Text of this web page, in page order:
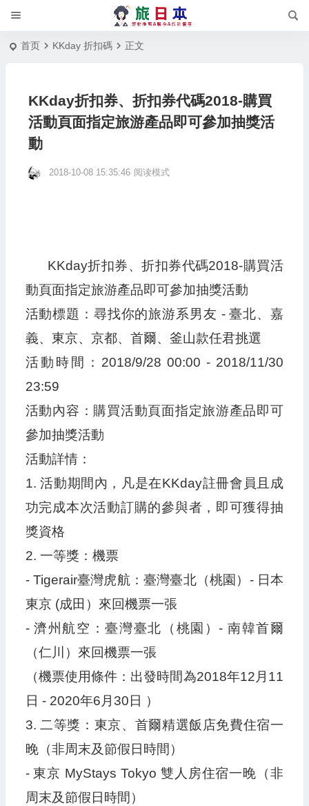
首页 KKday 折扣碼 正文
KKday折扣券、折扣券代碼2018-購買
活動頁面指定旅游產品即可參加抽獎活
動
2018-10-08 15:35:46 阅读模式
KKday折扣券、折扣券代碼2018-購買活
動頁面指定旅游產品即可參加抽獎活動
活動標題：尋找你的旅游系男友 - 臺北、嘉
義、東京、京都、首爾、釜山款任君挑選
活動時間：2018/9/28 00:00 - 2018/11/30
23:59
活動內容：購買活動頁面指定旅游產品即可
參加抽獎活動
活動詳情：
1. 活動期間內，凡是在KKday註冊會員且成
功完成本次活動訂購的參與者，即可獲得抽
獎資格
2. 一等獎：機票
- Tigerair臺灣虎航：臺灣臺北（桃園）- 日本
東京 (成田）來回機票一張
- 濟州航空：臺灣臺北（桃園）- 南韓首爾
（仁川）來回機票一張
（機票使用條件：出發時間為2018年12月11
日 - 2020年6月30日 ）
3. 二等獎：東京、首爾精選飯店免費住宿一
晚（非周末及節假日時間）
- 東京 MyStays Tokyo 雙人房住宿一晚（非
周末及節假日時間）